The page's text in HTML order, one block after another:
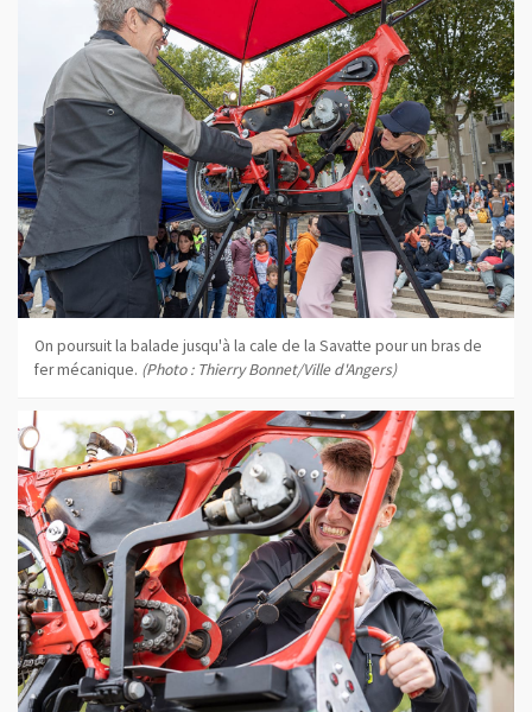
On poursuit la balade jusqu'à la cale de la Savatte pour un bras de
fer mécanique. (Photo : Thierry Bonnet/Ville d'Angers)